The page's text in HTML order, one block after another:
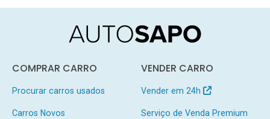
COMPRAR CARRO
Procurar carros usados
Carros Novos
VENDER CARRO
Vender em 24h
Serviço de Venda Premium